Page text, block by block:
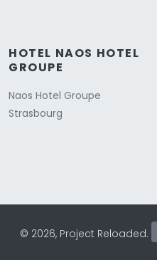
HOTEL NAOS HOTEL
GROUPE
Naos Hotel Groupe
Strasbourg
© 2026, Project Reloaded.